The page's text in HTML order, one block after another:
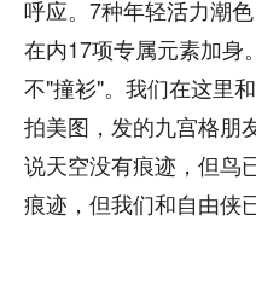
呼应。7种年轻活力潮
在内17项专属元素加身
不"撞衫"。我们在这里
拍美图，发的九宫格朋
说天空没有痕迹，但鸟
痕迹，但我们和自由侠